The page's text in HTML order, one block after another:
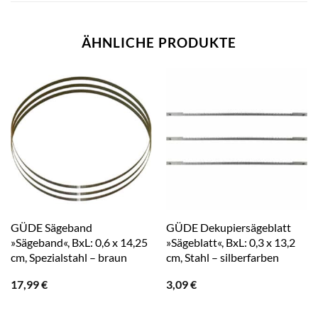
ÄHNLICHE PRODUKTE
GÜDE Sägeband
»Sägeband«, BxL: 0,6 x 14,25
cm, Spezialstahl – braun
17,99€
GÜDE Dekupiersägeblatt
»Sägeblatt«, BxL: 0,3 x 13,2
cm, Stahl – silberfarben
3,09€